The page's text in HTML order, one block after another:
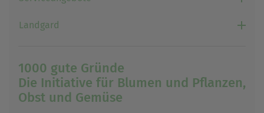
Landgard
1000 gute Gründe
Die Initiative für Blumen und Pflanzen,
Obst und Gemüse